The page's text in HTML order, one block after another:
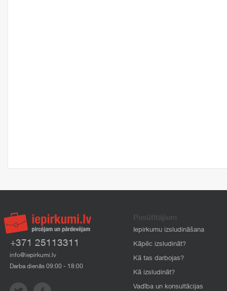
+371 25113311
info@iepirkumi.lv
Darba dienās 09:00 - 18:00
Pasūtītājiem
Iepirkumu izsludināšana
Kāpēc izsludināt?
Kā tas darbojas?
Kā izsludināt?
Vadība un konsultācijas